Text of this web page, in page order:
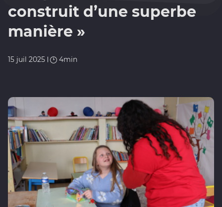
construit d’une superbe
manière »
15 juil 2025 4min